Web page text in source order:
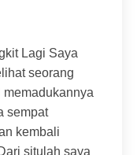
Lagi Saya
seorang
sempat
kembali
situlah saya